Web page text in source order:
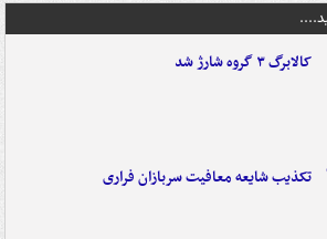
کالابرگ ۳ گروه شارژ شد
تکذیب شایعه معافیت سربازان فراری